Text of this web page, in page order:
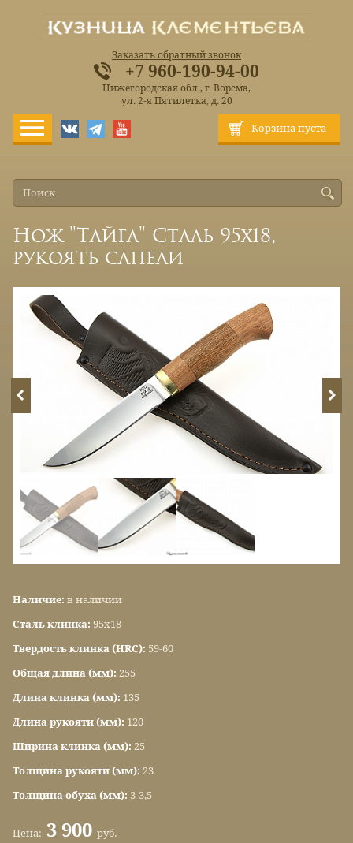
Корзина пуста
Заказать обратный звонок
+7 960-190-94-00
Нижегородская обл., г. Ворсма,
ул. 2-я Пятилетка, д. 20
Нож "Тайга" Сталь 95х18,
рукоять сапели
Наличие: в наличии
Сталь клинка: 95х18
Твердость клинка (HRC): 59-60
Общая длина (мм): 255
Длина клинка (мм): 135
Длина рукояти (мм): 120
Ширина клинка (мм): 25
Толщина рукояти (мм): 23
Толщина обуха (мм): 3-3,5
Цена: 3 900 руб.